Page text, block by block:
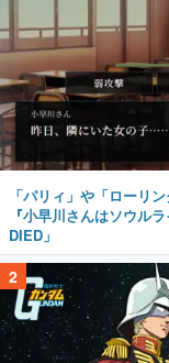
「パリィ」や「ローリ
『小早川さんはソウル
DIED」
2